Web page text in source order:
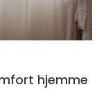
hjemme